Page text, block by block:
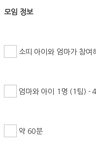
모임 정보
소띠 아이와 엄마가 참여
엄마와 아이 1명 (1팀) -
약 60분